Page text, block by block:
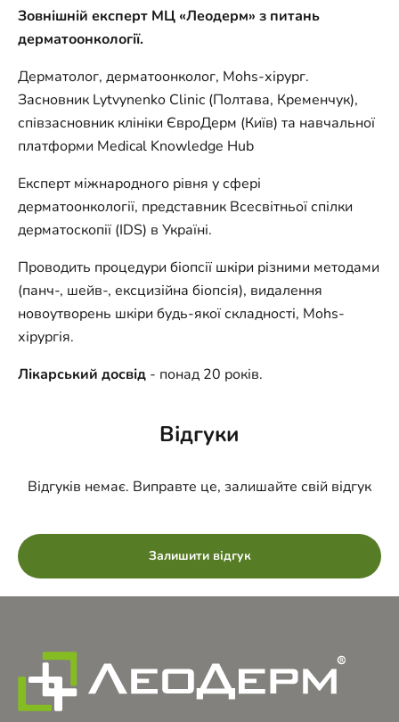
Зовнішній експерт МЦ «Леодерм» з питань
дерматоонкології.
Дерматолог, дерматоонколог, Mohs-хірург.
Засновник Lytvynenko Clinic (Полтава, Кременчук),
співзасновник клініки ЄвроДерм (Київ) та навчальної
платформи Medical Knowledge Hub
Експерт міжнародного рівня у сфері
дерматоонкології, представник Всесвітньої спілки
дерматоскопії (IDS) в Україні.
Проводить процедури біопсії шкіри різними методами
(панч-, шейв-, ексцизійна біопсія), видалення
новоутворень шкіри будь-якої складності, Mohs-
хірургія.
Лікарський досвід - понад 20 років.
Відгуки
Відгуків немає. Виправте це, залишайте свій відгук
Залишити відгук